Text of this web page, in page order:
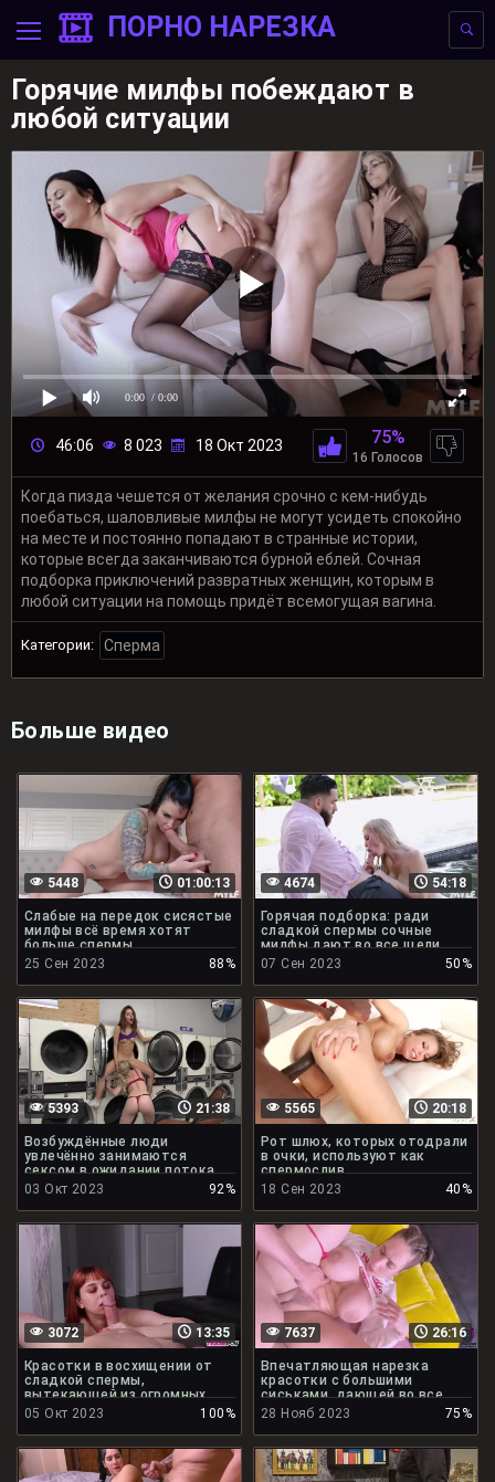
ПОРНО НАРЕЗКА
Горячие милфы побеждают в
любой ситуации
0:00 / 0:00
46:06 8 023 18 Окт 2023 75%
16 Голосов
Когда пизда чешется от желания срочно с кем-нибудь
поебаться, шаловливые милфы не могут усидеть спокойно
на месте и постоянно попадают в странные истории,
которые всегда заканчиваются бурной еблей. Сочная
подборка приключений развратных женщин, которым в
любой ситуации на помощь придёт всемогущая вагина.
Категории: Сперма
Больше видео
01:00:13
5448
Слабые на передок сисястые
милфы всё время хотят
больше спермы
25 Сен 2023
88%
54:18
4674
Горячая подборка: ради
сладкой спермы сочные
милфы дают во все щели
07 Сен 2023
50%
21:38
5393
Возбуждённые люди
увлечённо занимаются
сексом в ожидании потока
спермы
03 Окт 2023 92%
20:18
5565
Рот шлюх, которых отодрали
в очки, используют как
спермослив
18 Сен 2023
40%
13:35
3072
Красотки в восхищении от
сладкой спермы,
вытекающей из огромных
членов
05 Окт 2023 100%
26:16
7637
Впечатляющая нарезка
красотки с большими
сиськами, дающей во все
дырки
28 Нояб 2023 75%